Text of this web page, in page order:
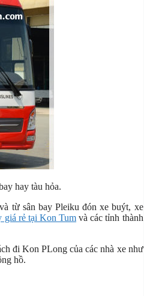
hay tàu hỏa.
và từ sân bay Pleiku đón xe buýt, xe
giá rẻ tại Kon Tum và các tỉnh thành
đi Kon PLong của các nhà xe như
hồ.